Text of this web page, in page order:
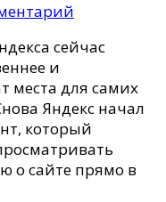
Яндекса
сейчас
и
места для самих
Яндекс начал
который
о сайте прямо в